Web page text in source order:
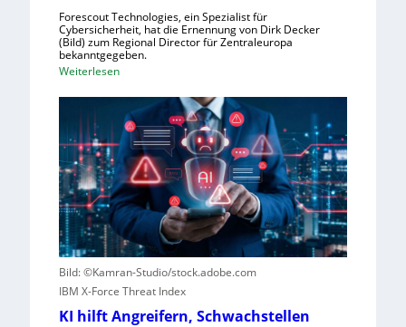
V
o
r
f
e
w
e
g
e
n
S
c
h
Forescout Technologies, ein Spezialist für
Cybersicherheit, hat die Ernennung von Dirk Decker
(Bild) zum Regional Director für Zentraleuropa
bekanntgegeben.
Weiterlesen:
r
e
s
c
o
u
t
e
r
n
e
Bild: ©Kamran-Studio/stock.adobe.com
IBM X-Force Threat Index
KI hilft Angreifern, Schwachstellen